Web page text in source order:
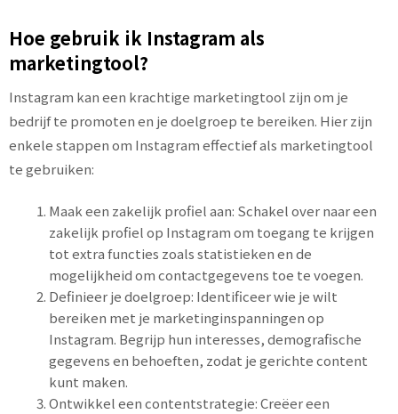
Hoe gebruik ik Instagram als
marketingtool?
Instagram kan een krachtige marketingtool zijn om je
bedrijf te promoten en je doelgroep te bereiken. Hier zijn
enkele stappen om Instagram effectief als marketingtool
te gebruiken:
Maak een zakelijk profiel aan: Schakel over naar een
zakelijk profiel op Instagram om toegang te krijgen
tot extra functies zoals statistieken en de
mogelijkheid om contactgegevens toe te voegen.
Definieer je doelgroep: Identificeer wie je wilt
bereiken met je marketinginspanningen op
Instagram. Begrijp hun interesses, demografische
gegevens en behoeften, zodat je gerichte content
kunt maken.
Ontwikkel een contentstrategie: Creëer een